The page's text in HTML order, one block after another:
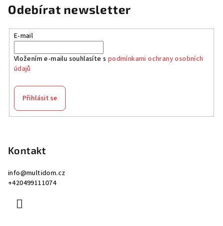
Odebírat newsletter
E-mail
Vložením e-mailu souhlasíte s podmínkami ochrany osobních
údajů
Přihlásit se
Kontakt
info@multidom.cz
+420499111074